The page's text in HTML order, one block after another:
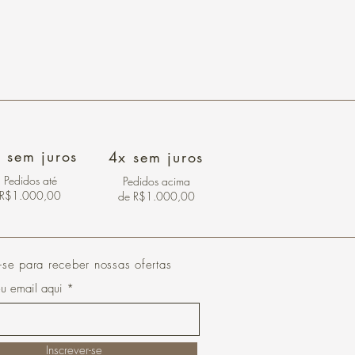
sem juros
Pedidos até
R$1.000,00
4x sem juros
Pedidos acima
de R$1.000,00
para receber nossas ofertas
email aqui
Inscrever-se